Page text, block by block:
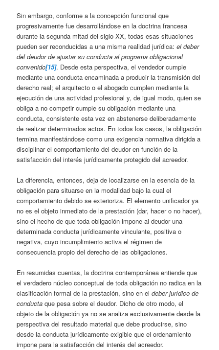
Sin embargo, conforme a la concepción funcional que
progresivamente fue desarrollándose en la doctrina francesa
durante la segunda mitad del siglo XX, todas esas situaciones
pueden ser reconducidas a una misma realidad jurídica:el deber
del deudor de ajustar su conducta al programa obligacional
convenido[15]. Desde esta perspectiva, el vendedor cumple
mediante una conducta encaminada a producir la transmisión del
derecho real; el arquitecto o el abogado cumplen mediante la
ejecución de una actividad profesional y, de igual modo, quien se
obliga a no competir cumple su obligación mediante una
conducta, consistente esta vez en abstenerse deliberadamente
de realizar determinados actos. En todos los casos, la obligación
termina manifestándose como una exigencia normativa dirigida a
disciplinar el comportamiento del deudor en función de la
satisfacción del interés jurídicamente protegido del acreedor.
La diferencia, entonces, deja de localizarse en la esencia de la
obligación para situarse en la modalidad bajo la cual el
comportamiento debido se exterioriza. El elemento unificador ya
no es el objeto inmediato de la prestación (dar, hacer o no hacer),
sino el hecho de que toda obligación impone al deudor una
determinada conducta jurídicamente vinculante, positiva o
negativa, cuyo incumplimiento activa el régimen de
consecuencia propio del derecho de las obligaciones.
En resumidas cuentas, la doctrina contemporánea entiende que
el verdadero núcleo conceptual de toda obligación no radica en la
clasificación formal de la prestación, sino en eldeber jurídico de
conducta que pesa sobre el deudor. Dicho de otro modo, el
objeto de la obligación ya no se analiza exclusivamente desde la
perspectiva del resultado material que debe producirse, sino
desde la conducta jurídicamente exigible que el ordenamiento
impone para la satisfacción del interés del acreedor.